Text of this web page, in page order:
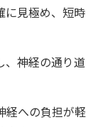
に見極め、短時
、神経の通り道
経への負担が軽